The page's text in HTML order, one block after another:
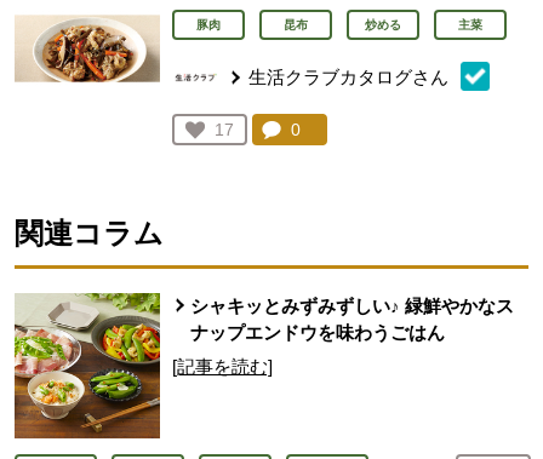
豚肉 昆布 炒める 主菜
生活クラブカタログさん
お気に入り登録：
17
人が登録
コメント：
0
関連コラム
シャキッとみずみずしい♪ 緑鮮やかなス
ナップエンドウを味わうごはん
[記事を読む]